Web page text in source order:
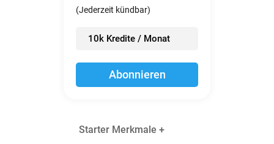
(Jederzeit kündbar)
10k Kredite / Monat
Abonnieren
Starter Merkmale +